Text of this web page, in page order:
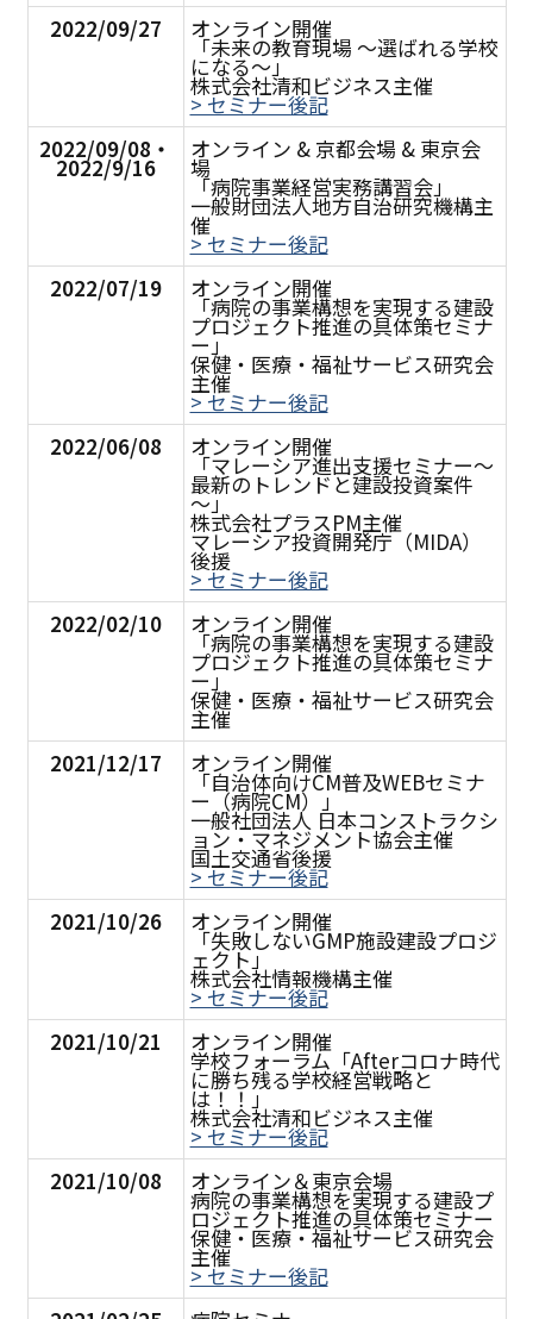
2022/09/27
オンライン開催
「未来の教育現場 ～選ばれる学校
になる～」
株式会社清和ビジネス主催
> セミナー後記
2022/09/08・
2022/9/16
オンライン & 京都会場 & 東京会
場
「病院事業経営実務講習会」
一般財団法人地方自治研究機構主
催
> セミナー後記
2022/07/19
オンライン開催
「病院の事業構想を実現する建設
プロジェクト推進の具体策セミナ
ー」
保健・医療・福祉サービス研究会
主催
> セミナー後記
2022/06/08
オンライン開催
「マレーシア進出支援セミナー～
最新のトレンドと建設投資案件
～」
株式会社プラスPM主催
マレーシア投資開発庁（MIDA）
後援
> セミナー後記
2022/02/10
オンライン開催
「病院の事業構想を実現する建設
プロジェクト推進の具体策セミナ
ー」
保健・医療・福祉サービス研究会
主催
2021/12/17
オンライン開催
「自治体向けCM普及WEBセミナ
ー（病院CM）」
一般社団法人 日本コンストラクシ
ョン・マネジメント協会主催
国土交通省後援
> セミナー後記
2021/10/26
オンライン開催
「失敗しないGMP施設建設プロジ
ェクト」
株式会社情報機構主催
> セミナー後記
2021/10/21
オンライン開催
学校フォーラム「Afterコロナ時代
に勝ち残る学校経営戦略と
は！！」
株式会社清和ビジネス主催
> セミナー後記
2021/10/08
オンライン＆東京会場
病院の事業構想を実現する建設プ
ロジェクト推進の具体策セミナー
保健・医療・福祉サービス研究会
主催
> セミナー後記